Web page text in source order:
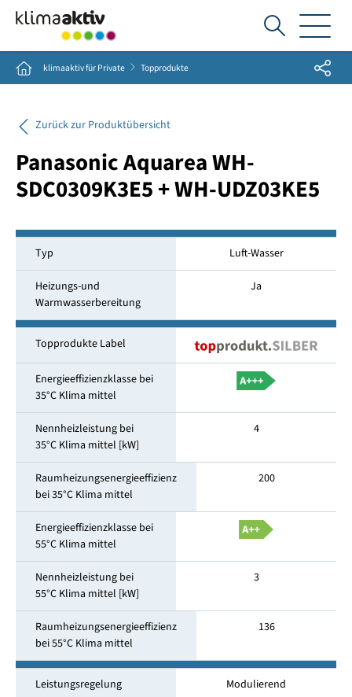
Ich
suche...
Home klimaaktiv für Private Topprodukte Share
Zurück zur Produktübersicht
Panasonic Aquarea WH-
SDC0309K3E5 + WH-UDZ03KE5
Typ Luft-Wasser
Heizungs-und
Warmwasserbereitung
Ja
Topprodukte Label
Energieeffizienzklasse bei
35°C Klima mittel
Nennheizleistung bei
35°C Klima mittel [kW]
4
Raumheizungsenergieeffizienz
bei 35°C Klima mittel
200
Energieeffizienzklasse bei
55°C Klima mittel
Nennheizleistung bei
55°C Klima mittel [kW]
3
Raumheizungsenergieeffizienz
bei 55°C Klima mittel
136
Leistungsregelung Modulierend